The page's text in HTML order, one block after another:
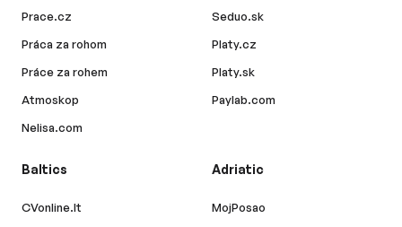
Prace.cz
Práca za rohom
Práce za rohem
Atmoskop
Nelisa.com
Seduo.sk
Platy.cz
Platy.sk
Paylab.com
Baltics
CVonline.lt
Adriatic
MojPosao